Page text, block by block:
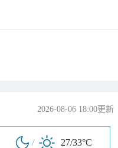
2026-08-06 18:00更新
/ 27/33°C